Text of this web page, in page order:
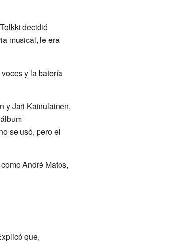
decidió
musical, le era
y la batería
y Jari Kainulainen,
se usó, pero el
André Matos,
que,